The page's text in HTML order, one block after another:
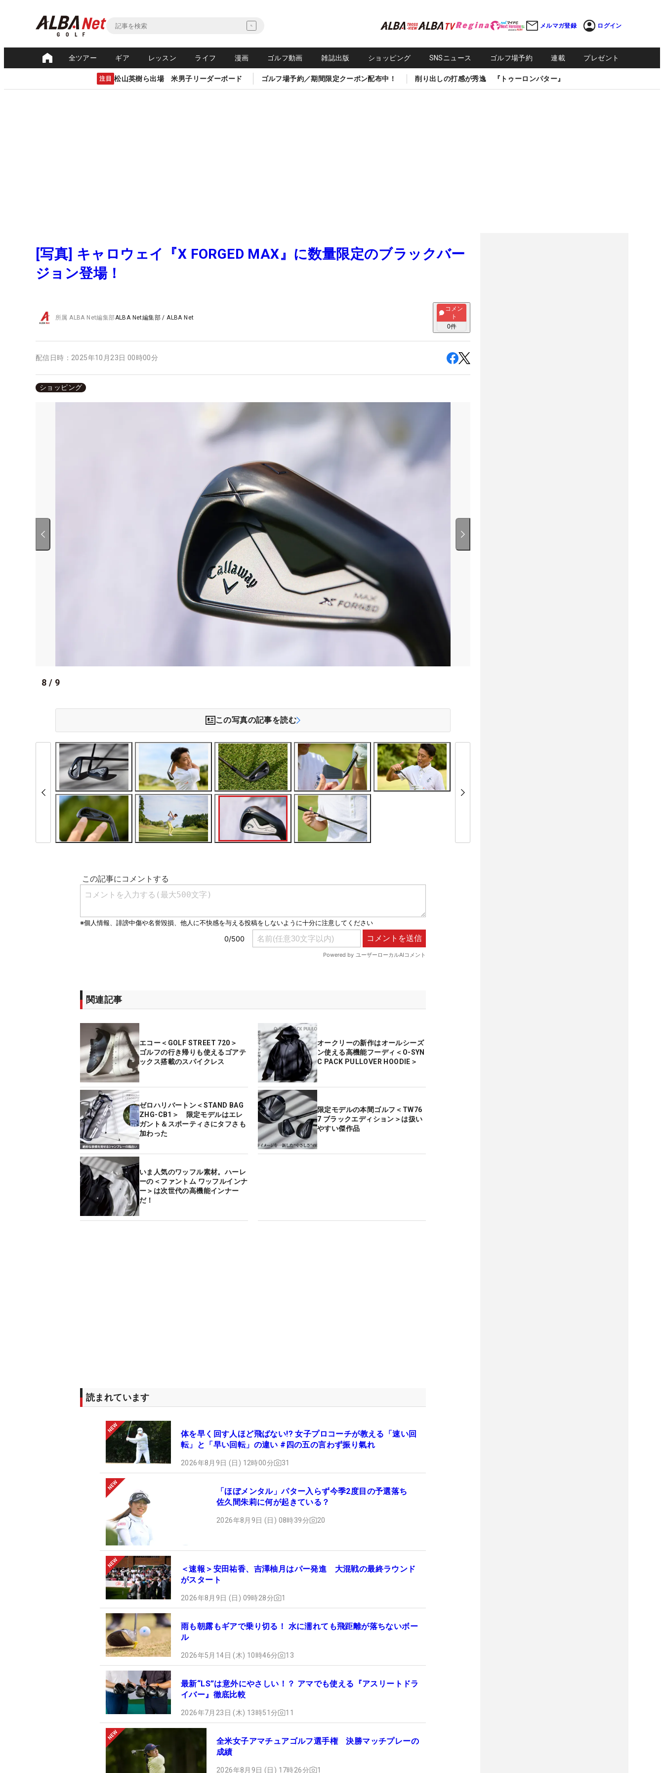
メルマガ登録 ログイン
全ツアー ギア レッスン ライフ 漫画 ゴルフ動画 雑誌出版 ショッピング SNSニュース ゴルフ場予約 連載 プレゼント
注目 松山英樹ら出場 米男子リーダーボード ゴルフ場予約／期間限定クーポン配布中！ 削り出しの打感が秀逸 『トゥーロンパター』
[写真] キャロウェイ『X FORGED MAX』に数量限定のブラックバー
ジョン登場！
所属ALBA Net編集部ALBA Net編集部 /ALBA Net
コメン
ト
0件
配信日時： 2025年10月23日 00時00分
ショッピング
8 / 9
この写真の記事を読む
関連記事
エコー＜GOLF STREET 720＞
ゴルフの行き帰りも使えるゴアテ
ックス搭載のスパイクレス
オークリーの新作はオールシーズ
ン使える高機能フーディ＜O-SYN
C PACK PULLOVER HOODIE＞
ゼロハリバートン＜STAND BAG
ZHG-CB1＞ 限定モデルはエレ
ガント＆スポーティさにタフさも
加わった
限定モデルの本間ゴルフ＜TW76
7 ブラックエディション＞は扱い
やすい傑作品
いま人気のワッフル素材。ハーレ
ーの＜ファントム ワッフルインナ
ー＞は次世代の高機能インナー
だ！
読まれています
体を早く回す人ほど飛ばない!? 女子プロコーチが教える「速い回
転」と「早い回転」の違い #四の五の言わず振り氣れ
2026年8月9日 (日) 12時00分 31
「ほぼメンタル」パター入らず今季2度目の予選落ち
佐久間朱莉に何が起きている？
2026年8月9日 (日) 08時39分 20
＜速報＞安田祐香、吉澤柚月はパー発進 大混戦の最終ラウンド
がスタート
2026年8月9日 (日) 09時28分 1
雨も朝露もギアで乗り切る！ 水に濡れても飛距離が落ちないボー
ル
2026年5月14日 (木) 10時46分 13
最新“LS”は意外にやさしい！？ アマでも使える『アスリートドラ
イバー』徹底比較
2026年7月23日 (木) 13時51分 11
全米女子アマチュアゴルフ選手権 決勝マッチプレーの
成績
2026年8月9日 (日) 17時26分 1